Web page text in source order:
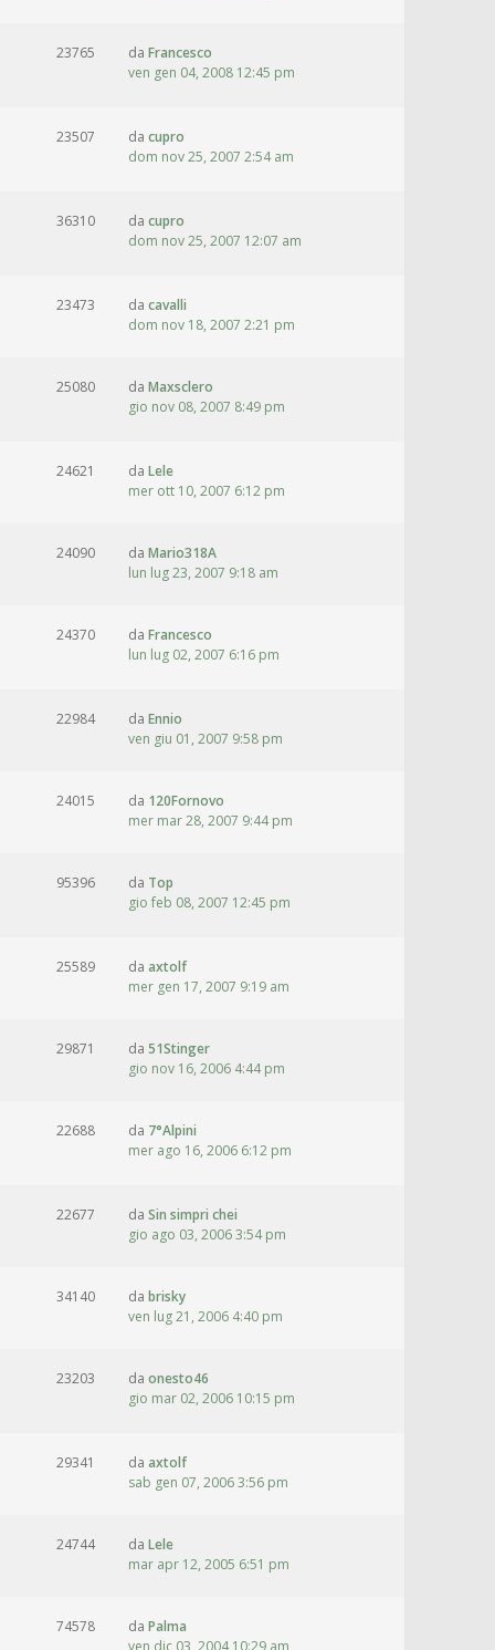
23765 da Francesco
ven gen 04, 2008 12:45 pm
23507 da cupro
dom nov 25, 2007 2:54 am
36310 da cupro
dom nov 25, 2007 12:07 am
23473 da cavalli
dom nov 18, 2007 2:21 pm
25080 da Maxsclero
gio nov 08, 2007 8:49 pm
24621 da Lele
mer ott 10, 2007 6:12 pm
24090 da Mario318A
lun lug 23, 2007 9:18 am
24370 da Francesco
lun lug 02, 2007 6:16 pm
22984 da Ennio
ven giu 01, 2007 9:58 pm
24015 da 120Fornovo
mer mar 28, 2007 9:44 pm
95396 da Top
gio feb 08, 2007 12:45 pm
25589 da axtolf
mer gen 17, 2007 9:19 am
29871 da 51Stinger
gio nov 16, 2006 4:44 pm
22688 da 7°Alpini
mer ago 16, 2006 6:12 pm
22677 da Sin simpri chei
gio ago 03, 2006 3:54 pm
34140 da brisky
ven lug 21, 2006 4:40 pm
23203 da onesto46
gio mar 02, 2006 10:15 pm
29341 da axtolf
sab gen 07, 2006 3:56 pm
24744 da Lele
mar apr 12, 2005 6:51 pm
74578 da Palma
ven dic 03, 2004 10:29 am